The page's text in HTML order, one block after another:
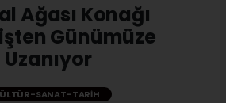
Ağası Konağı
Günümüze
Uzanıyor
SANAT-TARIH